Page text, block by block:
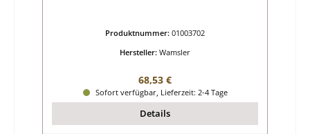
Produktnummer: 01003702
Hersteller: Wamsler
Regulärer Preis:
68,53 €
Sofort verfügbar, Lieferzeit: 2-4 Tage
Details